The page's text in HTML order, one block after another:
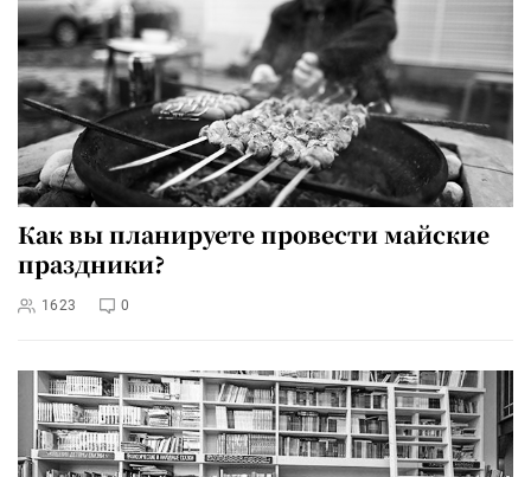
Как вы планируете провести майские
праздники?
1623 0